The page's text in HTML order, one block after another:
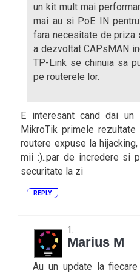
un kit mult mai
mai au si PoE IN
fara necesitate de
a dezvoltat CAPsMAN
TP-Link se chinuia sa
pe routerele lor.
E interesant cand dai
MikroTik primele
routere expuse la
mii :)..par de incredere si
securitate la zi
REPLY
Marius M
Au un update la